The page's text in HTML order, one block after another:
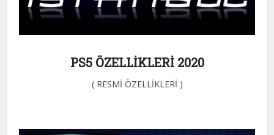
PS5 ÖZELLİKLERİ 2020
( RESMİ ÖZELLİKLERİ )